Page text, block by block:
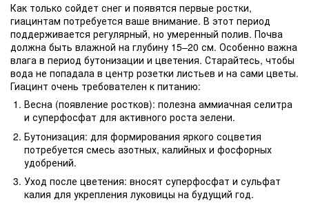
Как только сойдет снег и появятся первые ростки,
гиацинтам потребуется ваше внимание. В этот период
поддерживается регулярный, но умеренный полив. Почва
должна быть влажной на глубину 15–20 см. Особенно важна
влага в период бутонизации и цветения. Старайтесь, чтобы
вода не попадала в центр розетки листьев и на сами цветы.
Гиацинт очень требователен к питанию:
Весна (появление ростков): полезна аммиачная селитра
и суперфосфат для активного роста зелени.
Бутонизация: для формирования яркого соцветия
потребуется смесь азотных, калийных и фосфорных
удобрений.
Уход после цветения: вносят суперфосфат и сульфат
калия для укрепления луковицы на будущий год.